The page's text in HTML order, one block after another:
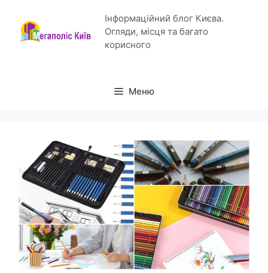
вмісту
Інформаційний блог Києва.
Огляди, місця та багато
корисного
Меню